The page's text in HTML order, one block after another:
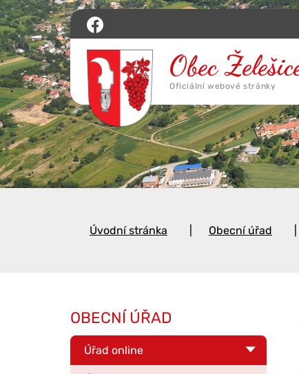
Úvodní stránka Obecní úřad
OBECNÍ ÚŘAD
Úřad online